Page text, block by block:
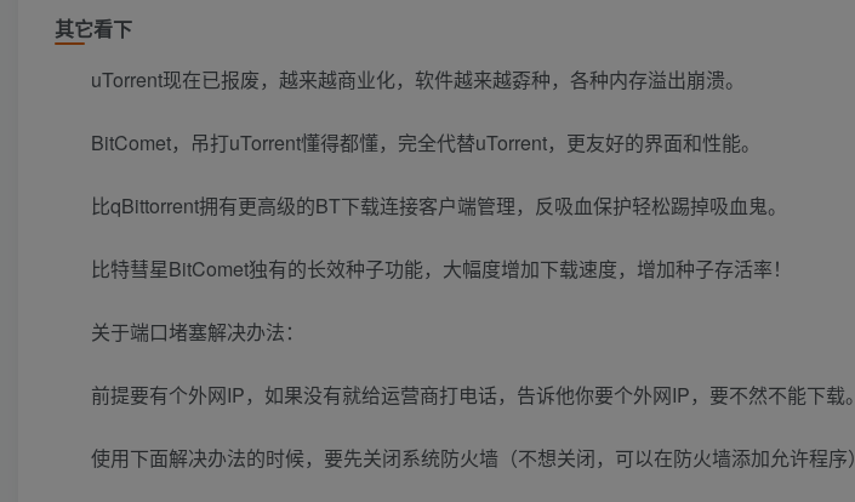
其它看下
uTorrent现在已报废，越来越商业化，软件越来越孬种，各种内存溢出崩溃。
BitComet，吊打uTorrent懂得都懂，完全代替uTorrent，更友好的界面和性能。
比qBittorrent拥有更高级的BT下载连接客户端管理，反吸血保护轻松踢掉吸血鬼。
比特彗星BitComet独有的长效种子功能，大幅度增加下载速度，增加种子存活率！
关于端口堵塞解决办法：
前提要有个外网IP，如果没有就给运营商打电话，告诉他你要个外网IP，要不然不能下载。
使用下面解决办法的时候，要先关闭系统防火墙（不想关闭，可以在防火墙添加允许程序）